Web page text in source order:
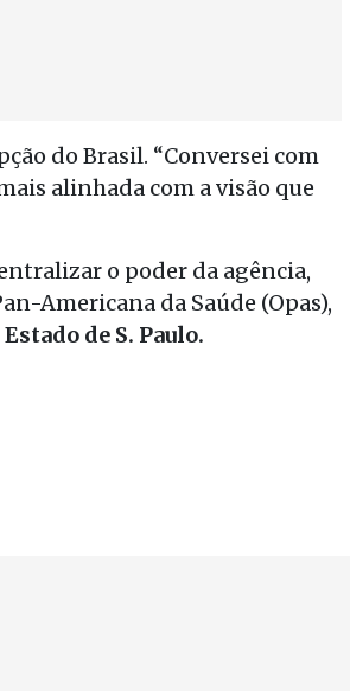
do Brasil. “Conversei com
alinhada com a visão que
o poder da agência,
Americana da Saúde (Opas),
Estado de S. Paulo.